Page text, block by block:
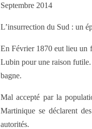
Septembre 2014
L’insurrection du Sud : un
En Février 1870 eut lieu un
Lubin pour une raison futile.
bagne.
Mal accepté par la
Martinique se déclarent
autorités.